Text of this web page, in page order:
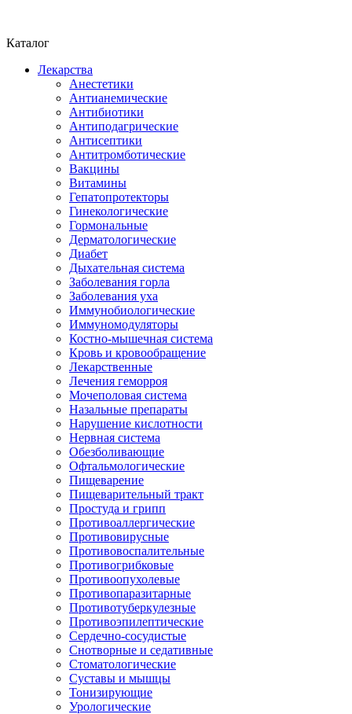
Каталог
Лекарства
Анестетики
Антианемические
Антибиотики
Антиподагрические
Антисептики
Антитромботические
Вакцины
Витамины
Гепатопротекторы
Гинекологические
Гормональные
Дерматологические
Диабет
Дыхательная система
Заболевания горла
Заболевания уха
Иммунобиологические
Иммуномодуляторы
Костно-мышечная система
Кровь и кровообращение
Лекарственные
Лечения геморроя
Мочеполовая система
Назальные препараты
Нарушение кислотности
Нервная система
Обезболивающие
Офтальмологические
Пищеварение
Пищеварительный тракт
Простуда и грипп
Противоаллергические
Противовирусные
Противовоспалительные
Противогрибковые
Противоопухолевые
Противопаразитарные
Противотуберкулезные
Противоэпилептические
Сердечно-сосудистые
Снотворные и седативные
Стоматологические
Суставы и мышцы
Тонизирующие
Урологические